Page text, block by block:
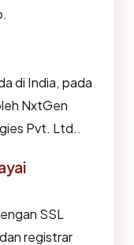
di India, pada
NxtGen
Pvt. Ltd..
SSL
registrar